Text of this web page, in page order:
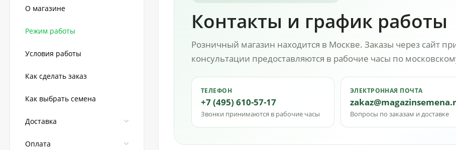
Контакты и график работы
Розничный магазин находится в Москве. Заказы через сайт
консультации предоставляются в рабочие часы по
ТЕЛЕФОН
+7 (495) 610-57-17
Звонки принимаются в рабочие часы
ЭЛЕКТРОННАЯ ПОЧТА
Вопросы по заказам и доставке
О магазине
Режим работы
Условия работы
Как сделать заказ
Как выбрать семена
Доставка
Оплата